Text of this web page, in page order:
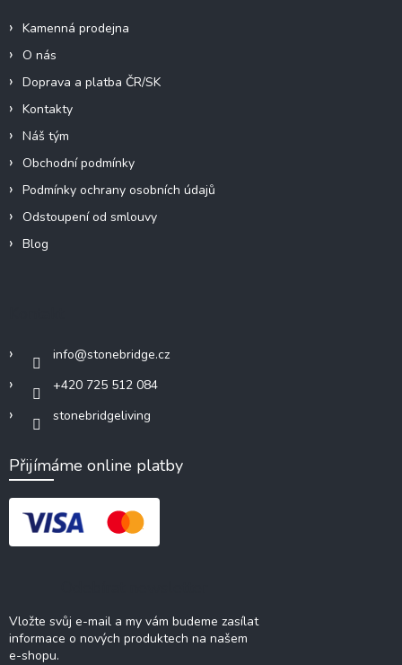
Kamenná prodejna
O nás
Doprava a platba ČR/SK
Kontakty
Náš tým
Obchodní podmínky
Podmínky ochrany osobních údajů
Odstoupení od smlouvy
Blog
info@stonebridge.cz
+420 725 512 084
stonebridgeliving
Přijímáme online platby
Vložte svůj e-mail a my vám budeme zasílat
informace o nových produktech na našem
e-shopu.